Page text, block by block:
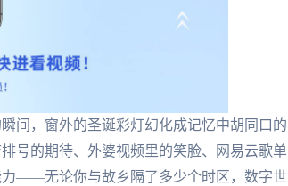
间，窗外的圣诞彩灯幻化成记忆中胡同口的
号的期待、外婆视频里的笑脸、网易云歌单
力——无论你与故乡隔了多少个时区，数字世